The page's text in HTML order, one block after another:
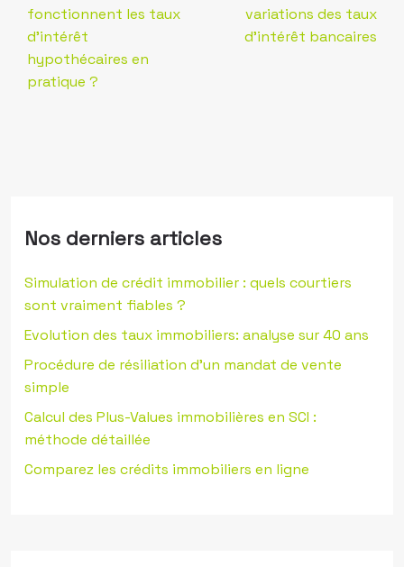
fonctionnent les taux
d’intérêt
hypothécaires en
pratique ?
variations des taux
d’intérêt bancaires
Nos derniers articles
Simulation de crédit immobilier : quels courtiers
sont vraiment fiables ?
Evolution des taux immobiliers: analyse sur 40 ans
Procédure de résiliation d’un mandat de vente
simple
Calcul des Plus-Values immobilières en SCI :
méthode détaillée
Comparez les crédits immobiliers en ligne